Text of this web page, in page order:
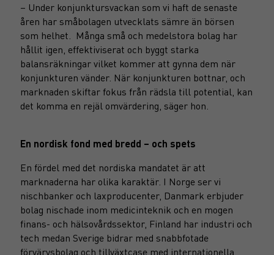
– Under konjunktursvackan som vi haft de senaste
åren har småbolagen utvecklats sämre än börsen
som helhet. Många små och medelstora bolag har
hållit igen, effektiviserat och byggt starka
balansräkningar vilket kommer att gynna dem när
konjunkturen vänder. När konjunkturen bottnar, och
marknaden skiftar fokus från rädsla till potential, kan
det komma en rejäl omvärdering, säger hon.
En nordisk fond med bredd – och spets
En fördel med det nordiska mandatet är att
marknaderna har olika karaktär. I Norge ser vi
nischbanker och laxproducenter, Danmark erbjuder
bolag nischade inom medicinteknik och en mogen
finans- och hälsovårdssektor, Finland har industri och
tech medan Sverige bidrar med snabbfotade
förvärvsbolag och tillväxtcase med internationella